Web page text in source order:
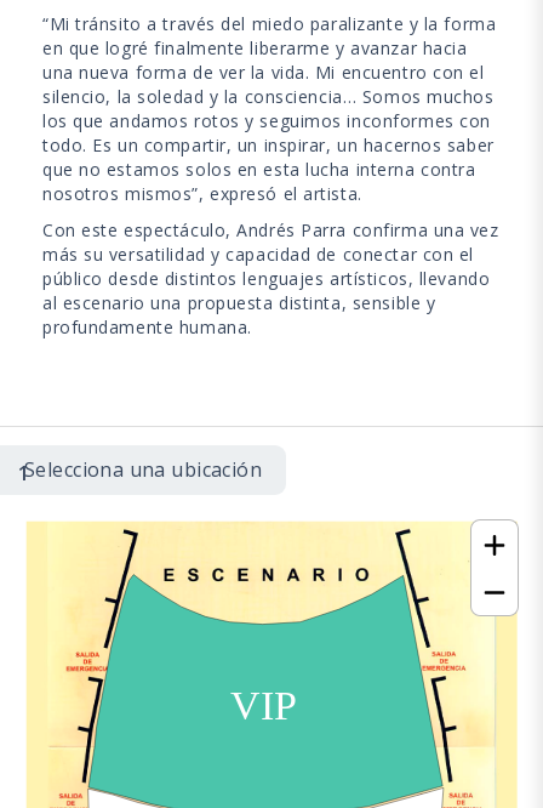
“Mi tránsito a través del miedo paralizante y la forma
en que logré finalmente liberarme y avanzar hacia
una nueva forma de ver la vida. Mi encuentro con el
silencio, la soledad y la consciencia… Somos muchos
los que andamos rotos y seguimos inconformes con
todo. Es un compartir, un inspirar, un hacernos saber
que no estamos solos en esta lucha interna contra
nosotros mismos”, expresó el artista.
Con este espectáculo, Andrés Parra confirma una vez
más su versatilidad y capacidad de conectar con el
público desde distintos lenguajes artísticos, llevando
al escenario una propuesta distinta, sensible y
profundamente humana.
Selecciona una ubicación
1
VIP